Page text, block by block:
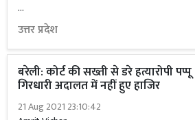
…
उत्तर प्रदेश
बरेली: कोर्ट की सख्ती से डरे हत्यारोपी पप्पू
गिरधारी अदालत में नहीं हुए हाजिर
21 Aug 2021 23:10:42